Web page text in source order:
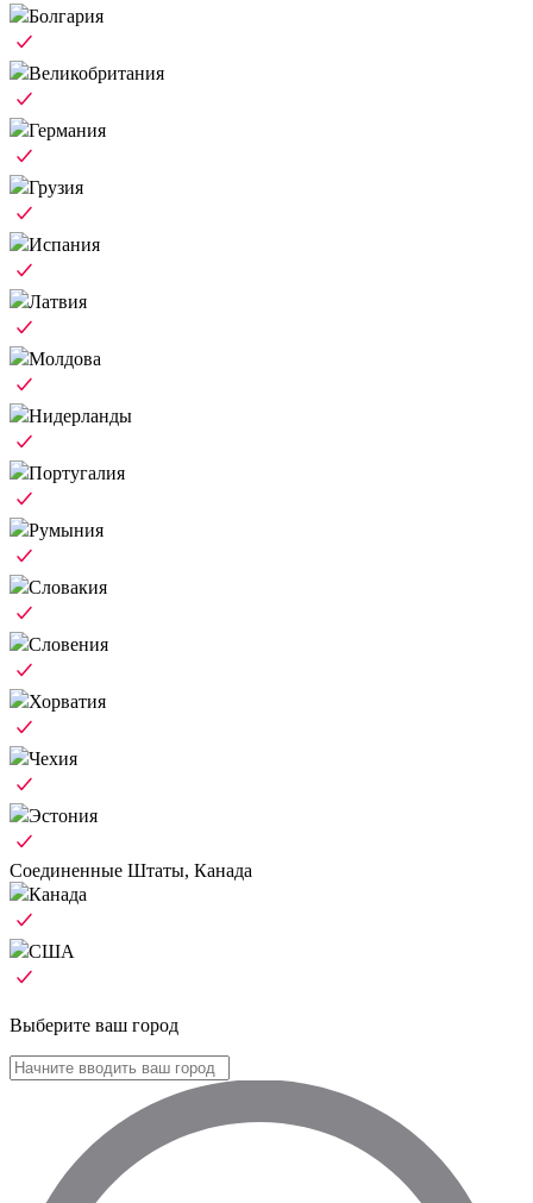
Болгария
Великобритания
Германия
Грузия
Испания
Латвия
Молдова
Нидерланды
Португалия
Румыния
Словакия
Словения
Хорватия
Чехия
Эстония
Соединенные Штаты, Канада
Канада
США
Выберите ваш город